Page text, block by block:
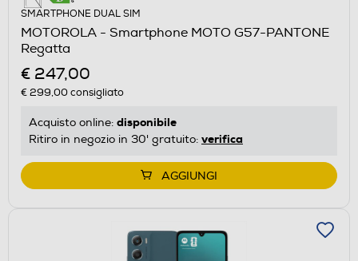
SMARTPHONE DUAL SIM
MOTOROLA - Smartphone MOTO G57-PANTONE
Regatta
€ 247,00
€ 299,00consigliato
Acquisto online: disponibile
Ritiro in negozio in 30' gratuito: verifica
AGGIUNGI